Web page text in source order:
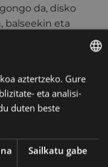
da, disko
balseekin eta
eta 2016an grabatu
daitekeena,
eta udaletxeko
hau adierazi
beti
BASQUE
SPANISH
aztertzeko. Gure
eta analisi-
duten beste
Sailkatu gabe